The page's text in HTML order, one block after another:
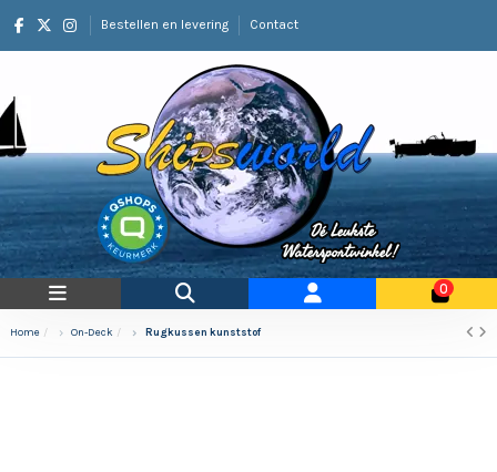
Bestellen en levering Contact
0
Home On-Deck Rugkussen kunststof